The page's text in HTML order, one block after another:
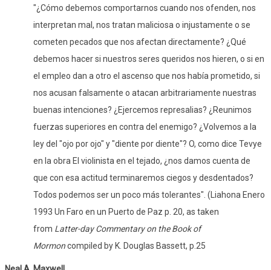
"¿Cómo debemos comportarnos cuando nos ofenden, nos
interpretan mal, nos tratan maliciosa o injustamente o se
cometen pecados que nos afectan directamente? ¿Qué
debemos hacer si nuestros seres queridos nos hieren, o si en
el empleo dan a otro el ascenso que nos había prometido, si
nos acusan falsamente o atacan arbitrariamente nuestras
buenas intenciones? ¿Ejercemos represalias? ¿Reunimos
fuerzas superiores en contra del enemigo? ¿Volvemos a la
ley del "ojo por ojo" y "diente por diente"? O, como dice Tevye
en la obra El violinista en el tejado, ¿nos damos cuenta de
que con esa actitud terminaremos ciegos y desdentados?
Todos podemos ser un poco más tolerantes". (Liahona Enero
1993 Un Faro en un Puerto de Paz p. 20, as taken
from Latter-day Commentary on the Book of
Mormoncompiled by K. Douglas Bassett, p.25